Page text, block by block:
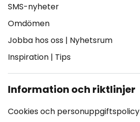
SMS-nyheter
Omdömen
Jobba hos oss | Nyhetsrum
Inspiration | Tips
Information och riktlinjer
Cookies och personuppgiftspolicy